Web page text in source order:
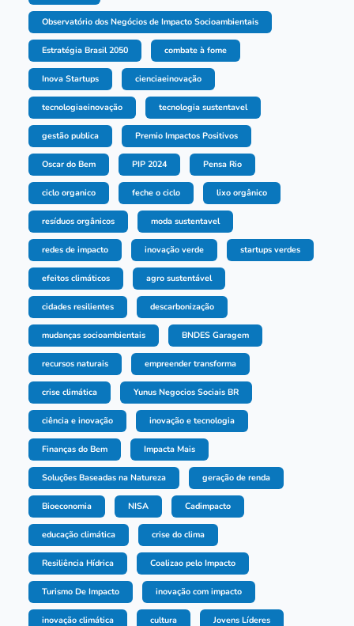
Observatório dos Negócios de Impacto Socioambientais
Estratégia Brasil 2050 combate à fome
Inova Startups cienciaeinovação
tecnologiaeinovação tecnologia sustentavel
gestão publica Premio Impactos Positivos
Oscar do Bem PIP 2024 Pensa Rio
ciclo organico feche o ciclo lixo orgânico
resíduos orgânicos moda sustentavel
redes de impacto inovação verde startups verdes
efeitos climáticos agro sustentável
cidades resilientes descarbonização
mudanças socioambientais BNDES Garagem
recursos naturais empreender transforma
crise climática Yunus Negocios Sociais BR
ciência e inovação inovação e tecnologia
Finanças do Bem Impacta Mais
Soluções Baseadas na Natureza geração de renda
Bioeconomia NISA Cadimpacto
educação climática crise do clima
Resiliência Hídrica Coalizao pelo Impacto
Turismo De Impacto inovação com impacto
inovação climática cultura Jovens Líderes